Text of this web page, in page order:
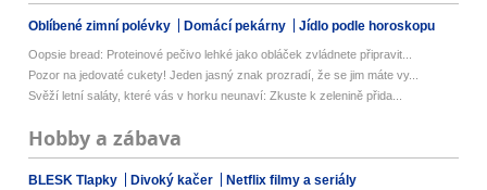
Oblíbené zimní polévky Domácí pekárny Jídlo podle horoskopu
Oopsie bread: Proteinové pečivo lehké jako obláček zvládnete připravit...
Pozor na jedovaté cukety! Jeden jasný znak prozradí, že se jim máte vy...
Svěží letní saláty, které vás v horku neunaví: Zkuste k zelenině přida...
Hobby a zábava
BLESK Tlapky Divoký kačer Netflix filmy a seriály